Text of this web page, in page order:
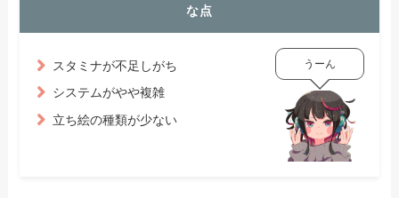
な点
スタミナが不足しがち
システムがやや複雑
立ち絵の種類が少ない
うーん